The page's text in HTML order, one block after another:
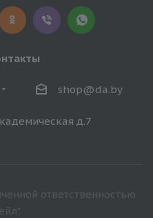
shop@da.by
д.7
ответственностью